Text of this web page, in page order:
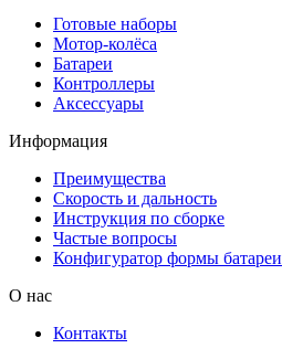
Готовые наборы
Мотор-колёса
Батареи
Контроллеры
Аксессуары
Информация
Преимущества
Скорость и дальность
Инструкция по сборке
Частые вопросы
Конфигуратор формы батареи
О нас
Контакты